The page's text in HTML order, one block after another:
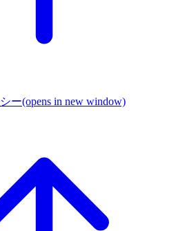
ー(opens in new window)